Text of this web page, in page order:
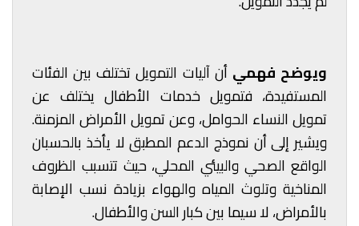
ويوضح فهمي أن آليات التمويل تختلف بين الفئات
المستفيدة، فتمويل خدمات الأطفال يختلف عن
تمويل النساء الحوامل، وعن تمويل الأمراض المزمنة.
ويشير إلى أن نموذج الدعم المطبق لا يأخذ بالحسبان
الواقع الصحي والبيئي المحلي، حيث تتسبب الظروف
المناخية وتلوث المياه والهواء بزيادة نسب الإصابة
بالأمراض، لا سيما بين كبار السن والأطفال.